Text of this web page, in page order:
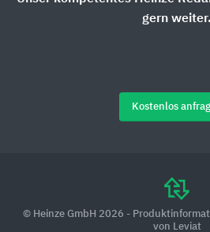
gern weiter.
Kostenlos
© Heinze GmbH 2026 -
von Leviat